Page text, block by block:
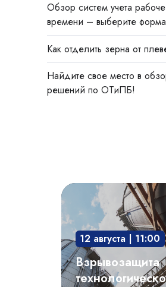
Обзор систем учета
времени – выберите
Как отделить зерна от
Найдите свое место в
решений по ОТиПБ!
Взрывозащита
технологического
оборудования:
защита
опасного
производственного
12 августа | 11:00
Взрывозащита